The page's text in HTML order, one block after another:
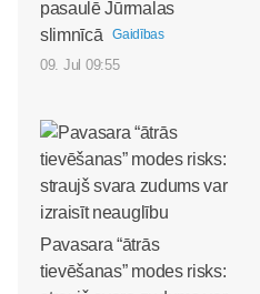
pasaulē Jūrmalas
slimnīcā
Gaidības
09. Jul 09:55
Pavasara “ātrās
tievēšanas” modes risks: